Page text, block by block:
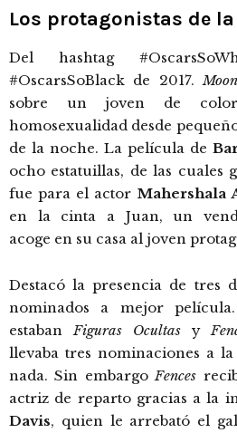
Los protagonistas de
Del hashtag
#OscarsSoBlack de 2017.
sobre un joven de
homosexualidad desde
de la noche. La película de
ocho estatuillas, de las cuales
fue para el actor Mahershala
en la cinta a Juan, un
acoge en su casa al joven
Destacó la presencia de tres
nominados a mejor
estaban Figuras Ocultasy
llevaba tres nominaciones a la
nada. Sin embargo Fences
actriz de reparto gracias a la
Davis, quien le arrebató el